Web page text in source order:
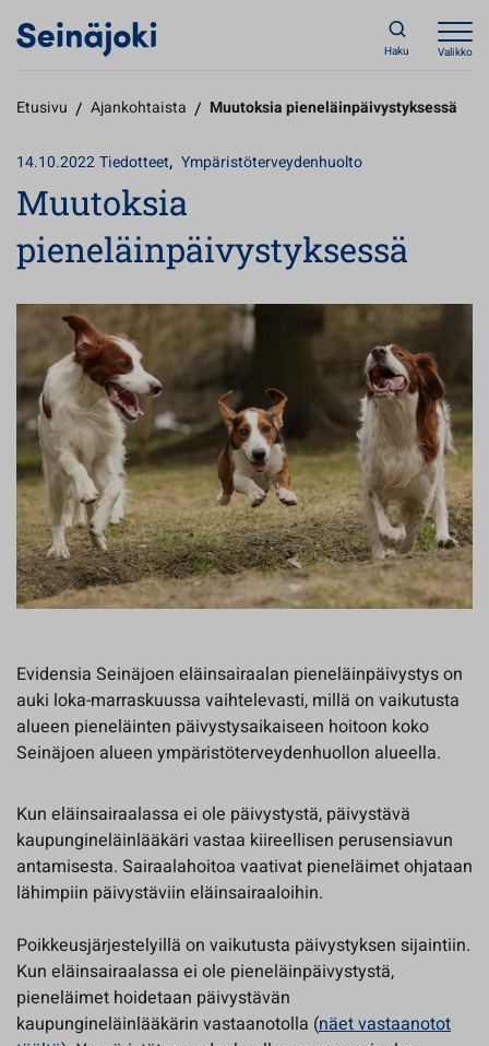
Haku Valikko
Etusivu / Ajankohtaista / Muutoksia pieneläinpäivystyksessä
14.10.2022Tiedotteet, Ympäristöterveydenhuolto
Muutoksia
pieneläinpäivystyksessä
Evidensia Seinäjoen eläinsairaalan pieneläinpäivystys on
auki loka-marraskuussa vaihtelevasti, millä on vaikutusta
alueen pieneläinten päivystysaikaiseen hoitoon koko
Seinäjoen alueen ympäristöterveydenhuollon alueella.
Kun eläinsairaalassa ei ole päivystystä, päivystävä
kaupungineläinlääkäri vastaa kiireellisen perusensiavun
antamisesta. Sairaalahoitoa vaativat pieneläimet ohjataan
lähimpiin päivystäviin eläinsairaaloihin.
Poikkeusjärjestelyillä on vaikutusta päivystyksen sijaintiin.
Kun eläinsairaalassa ei ole pieneläinpäivystystä,
pieneläimet hoidetaan päivystävän
kaupungineläinlääkärin vastaanotolla (näet vastaanotot